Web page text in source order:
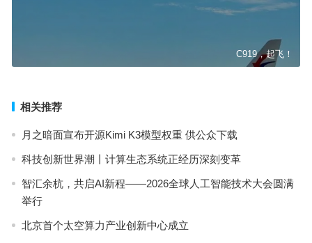
C919，起飞！
相关推荐
月之暗面宣布开源Kimi K3模型权重 供公众下载
科技创新世界潮丨计算生态系统正经历深刻变革
智汇余杭，共启AI新程——2026全球人工智能技术大会圆满
举行
北京首个太空算力产业创新中心成立